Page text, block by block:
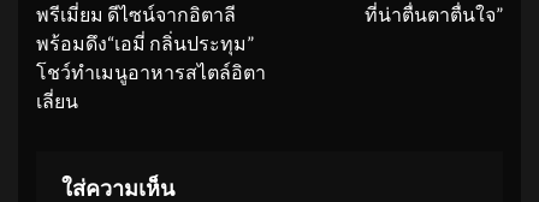
พรีเมี่ยม ดีไซน์จากอิตาลี
พร้อมดึง“เอมี่ กลิ่นประทุม”
โชว์ทำเมนูอาหารสไตล์อิตา
เลี่ยน
ที่น่าตื่นตาตื่นใจ”
ใส่ความเห็น